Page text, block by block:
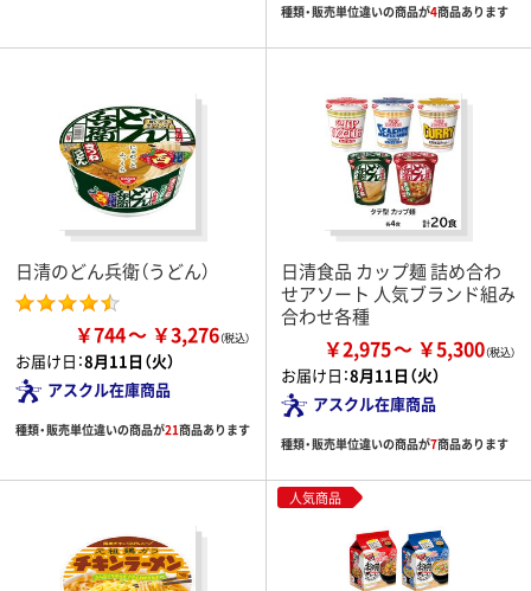
種類・販売単位違いの商品が4商品あります
日清のどん兵衛（うどん）
￥744 ￥3,276
お届け日：8月11日（火）
アスクル在庫商品
種類・販売単位違いの商品が21商品あります
日清食品 カップ麺 詰め合わ
せアソート 人気ブランド組み
合わせ各種
￥2,975 ￥5,300
お届け日：8月11日（火）
アスクル在庫商品
種類・販売単位違いの商品が7商品あります
人気商品